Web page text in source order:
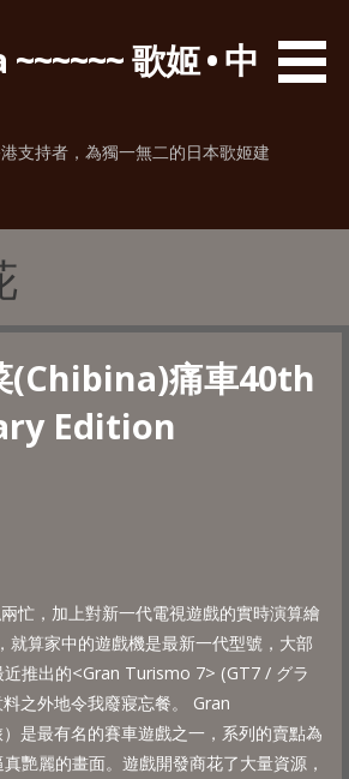
歌姬 • 中
支持者，為獨一無二的日本歌姬建
(Chibina)痛車40th
Edition
忙，加上對新一代電視遊戲的實時演算繪
就算家中的遊戲機是最新一代型號，大部
近推出的<Gran Turismo 7> (GT7 / グラ
之外地令我廢寢忘餐。 Gran
是最有名的賽車遊戲之一，系列的賣點為
艷麗的畫面。遊戲開發商花了大量資源，